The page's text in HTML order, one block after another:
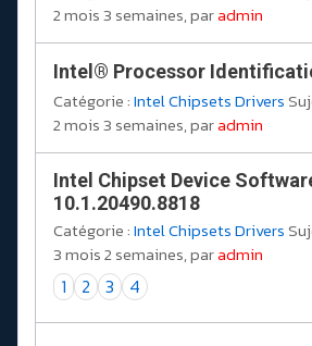
2 mois 3 semaines, paradmin
Intel® Processor
Catégorie :Intel Chipsets Drivers
2 mois 3 semaines, paradmin
Intel Chipset Device
10.1.20490.8818
Catégorie :Intel Chipsets Drivers
3 mois 2 semaines, paradmin
1 2 3 4